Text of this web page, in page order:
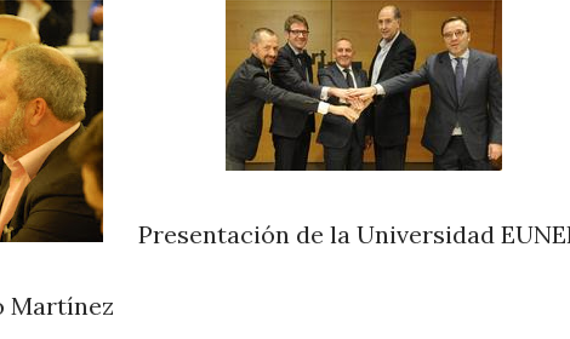
Presentación de la Universidad
Martínez